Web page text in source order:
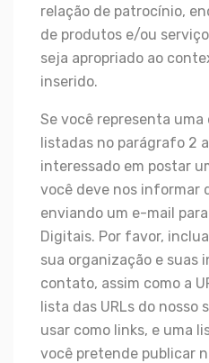
relação de patrocínio,
de produtos e/ou
seja apropriado ao
inserido.
Se você representa
listadas no parágrafo 2
interessado em postar
você deve nos informar
enviando um e-mail
Digitais. Por favor,
sua organização e suas
contato, assim como a
lista das URLs do nosso
usar como links, e uma
você pretende publicar